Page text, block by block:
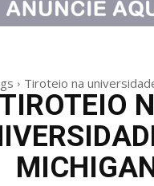
Tiroteio na
TIROTEIO